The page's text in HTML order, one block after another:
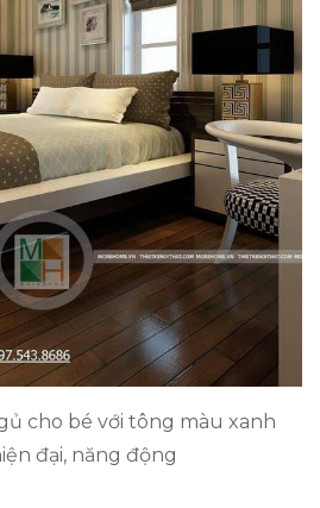
cho bé với tông màu xanh
đại, năng động